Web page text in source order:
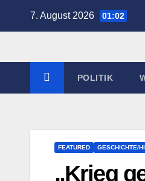
7. August 2026 01:02
POLITIK
FEATURED GESCHICHTE/
„Krieg